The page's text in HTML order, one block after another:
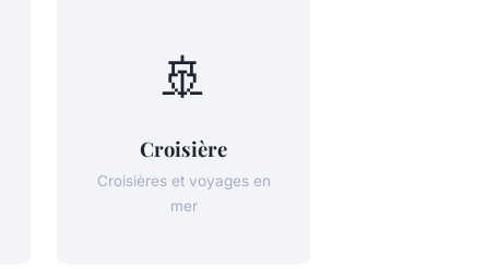
🚢
Croisière
Croisières et voyages en
mer